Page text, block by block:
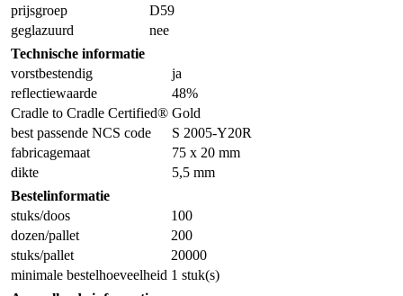
prijsgroep
D59
geglazuurd
nee
Technische informatie
vorstbestendig
ja
reflectiewaarde
48%
Cradle to Cradle Certified® Gold
best passende NCS code
S 2005-Y20R
fabricagemaat
75 x 20 mm
dikte
5,5 mm
Bestelinformatie
stuks/doos
100
dozen/pallet
200
stuks/pallet
20000
minimale bestelhoeveelheid 1 stuk(s)